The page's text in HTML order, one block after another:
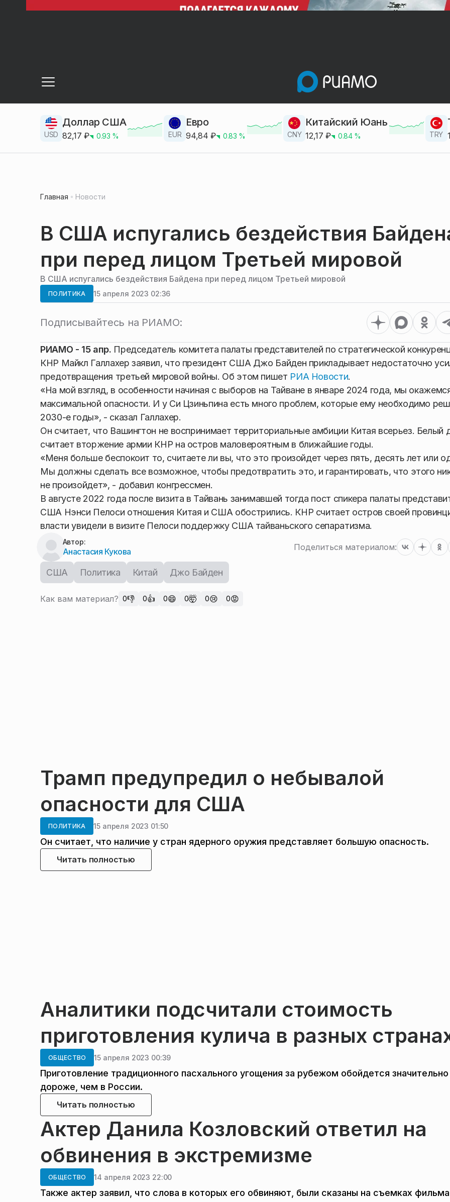
USD
Доллар США
82,17 ₽ 0.93 % EUR
Евро
94,84 ₽ 0.83 % CNY
Китайский Юань
12,17 ₽ 0.84% TRY
Главная Новости
В США испугались бездействия
при перед лицом Третьей мировой
В США испугались бездействия Байдена при перед лицом Третьей мировой
ПОЛИТИКА 15 апреля 2023 02:36
Подписывайтесь на РИАМО:
РИАМО - 15 апр. Председатель комитета палаты представителей по стратегической
КНР Майкл Галлахер заявил, что президент США Джо Байден прикладывает недостаточно
предотвращения третьей мировой войны. Об этом пишет РИА Новости.
«На мой взгляд, в особенности начиная с выборов на Тайване в январе 2024 года, мы
максимальной опасности. И у Си Цзиньпина есть много проблем, которые ему необходимо
2030-е годы», - сказал Галлахер.
Он считает, что Вашингтон не воспринимает территориальные амбиции Китая всерьез. Белый
считает вторжение армии КНР на остров маловероятным в ближайшие годы.
«Меня больше беспокоит то, считаете ли вы, что это произойдет через пять, десять лет или
Мы должны сделать все возможное, чтобы предотвратить это, и гарантировать, что этого
не произойдет», - добавил конгрессмен.
В августе 2022 года после визита в Тайвань занимавшей тогда пост спикера палаты
США Нэнси Пелоси отношения Китая и США обострились. КНР считает остров своей
власти увидели в визите Пелоси поддержку США тайваньского сепаратизма.
Автор:
Анастасия Кукова Поделиться материалом:
США Политика Китай Джо Байден
Как вам материал? 0👎 0👍 0😄 0🤯 0😢 0😡
Трамп предупредил о небывалой
опасности для США
ПОЛИТИКА 15 апреля 2023 01:50
Он считает, что наличие у стран ядерного оружия представляет большую опасность.
Читать полностью
Аналитики подсчитали стоимость
приготовления кулича в разных
ОБЩЕСТВО 15 апреля 2023 00:39
Приготовление традиционного пасхального угощения за рубежом обойдется значительно
дороже, чем в России.
Читать полностью
Актер Данила Козловский ответил на
обвинения в экстремизме
ОБЩЕСТВО 14 апреля 2023 22:00
Также актер заявил, что слова в которых его обвиняют, были сказаны на съемках